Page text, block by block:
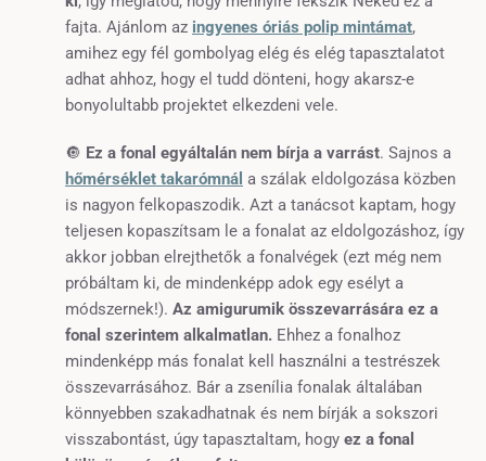
fajta. Ajánlom az ingyenes óriás polip mintámat,
amihez egy fél gombolyag elég és elég tapasztalatot
adhat ahhoz, hogy el tudd dönteni, hogy akarsz-e
bonyolultabb projektet elkezdeni vele.
🔘 Ez a fonal egyáltalán nem bírja a varrást. Sajnos a
hőmérséklet takarómnál a szálak eldolgozása közben
is nagyon felkopaszodik. Azt a tanácsot kaptam, hogy
teljesen kopaszítsam le a fonalat az eldolgozáshoz, így
akkor jobban elrejthetők a fonalvégek (ezt még nem
próbáltam ki, de mindenképp adok egy esélyt a
módszernek!). Az amigurumik összevarrására ez a
fonal szerintem alkalmatlan. Ehhez a fonalhoz
mindenképp más fonalat kell használni a testrészek
összevarrásához. Bár a zsenília fonalak általában
könnyebben szakadhatnak és nem bírják a sokszori
visszabontást, úgy tapasztaltam, hogy ez a fonal